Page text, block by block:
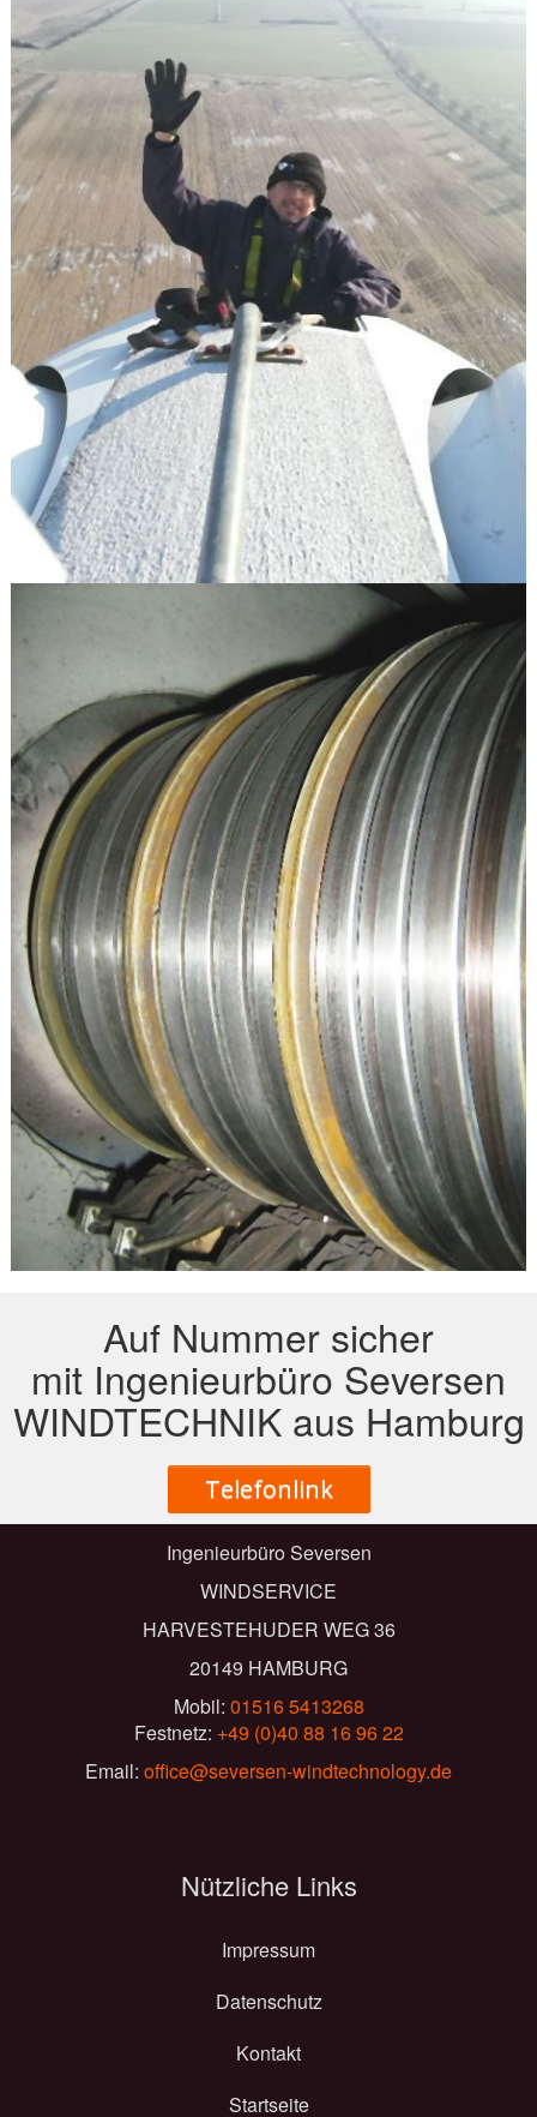
Auf Nummer sicher
mit Ingenieurbüro Seversen
WINDTECHNIK aus Hamburg
Telefonlink
Ingenieurbüro Seversen
WINDSERVICE
HARVESTEHUDER WEG 36​
20149 HAMBURG
Mobil: 01516 5413268
Festnetz: +49 (0)40 88 16 96 22
Email: office@seversen-windtechnology.de
Nützliche Links
Impressum
Datenschutz
Kontakt
Startseite